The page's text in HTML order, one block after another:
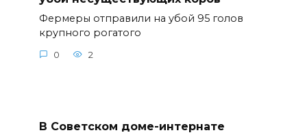
Фермеры отправили на убой 95 голов
крупного рогатого
0 2
В Советском доме-интернате